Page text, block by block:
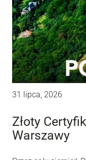
31 lipca, 2026
Złoty
Warszawy